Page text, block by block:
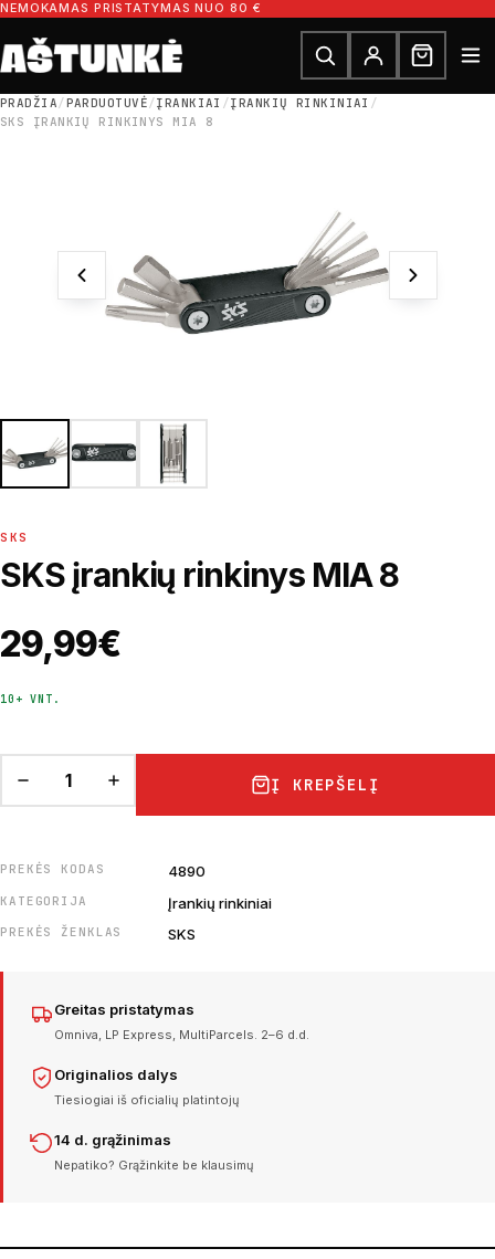
Pereiti prie turinio
NEMOKAMAS PRISTATYMAS NUO 80 €
Ieškoti dalių
Ieškoti
PRADŽIA/PARDUOTUVĖ/ĮRANKIAI /ĮRANKIŲ RINKINIAI /
SKS ĮRANKIŲ RINKINYS MIA 8
SKS
SKS įrankių rinkinys MIA 8
29,99€
10+ VNT.
Į KREPŠELĮ
PREKĖS KODAS 4890
KATEGORIJA Įrankių rinkiniai
PREKĖS ŽENKLAS SKS
Greitas pristatymas
Omniva, LP Express, MultiParcels. 2–6 d.d.
Originalios dalys
Tiesiogiai iš oficialių platintojų
14 d. grąžinimas
Nepatiko? Grąžinkite be klausimų